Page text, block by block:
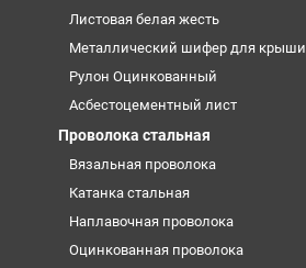
Листовая белая жесть
Металлический шифер для крыши
Рулон Оцинкованный
Асбестоцементный лист
Проволока стальная
Вязальная проволока
Катанка стальная
Наплавочная проволока
Оцинкованная проволока